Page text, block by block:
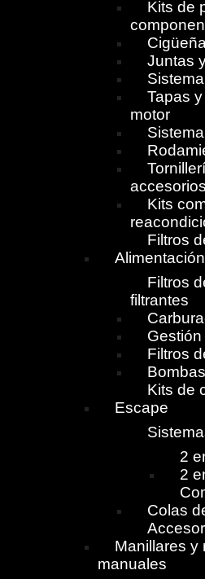
Kits de
Juntas
Tapas y
motor
accesorios
Kits
Filtros
Filtros
filtrantes
Gestión
Filtros
Kits de
Escape
2
2
Colas
Manillares y
manuales